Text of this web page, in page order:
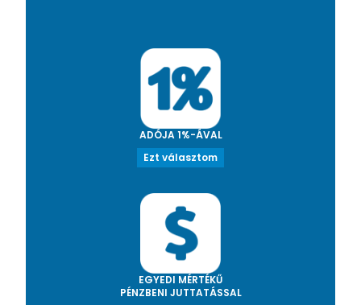
ADÓJA 1%-ÁVAL
Ezt választom
EGYEDI MÉRTÉKŰ
PÉNZBENI JUTTATÁSSAL